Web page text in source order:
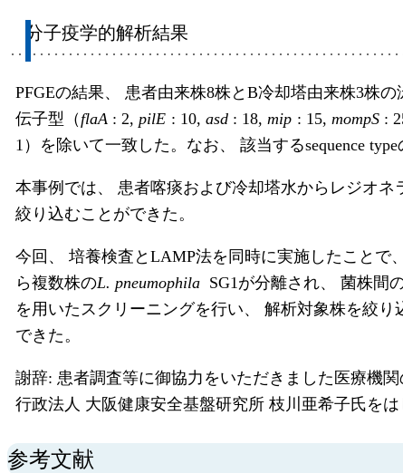
分子疫学的解析結果
PFGEの結果、 患者由来株8株とB冷却塔由来株3株
伝子型（ flaA : 2, pilE : 10, asd : 18, mip : 15, mompS :
1）を除いて一致した。なお、 該当するsequence type
本事例では、 患者喀痰および冷却塔水からレジオ
絞り込むことができた。
今回、 培養検査とLAMP法を同時に実施したことで
ら複数株のL. pneumophila SG1が分離され、 菌株間
を用いたスクリーニングを行い、 解析対象株を絞
できた。
謝辞: 患者調査等に御協力をいただきました医療機
行政法人 大阪健康安全基盤研究所 枝川亜希子氏を
参考文献